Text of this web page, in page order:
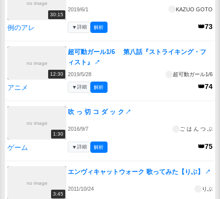
no image
30:15
2019/6/1 KAZUO GOTO
例のアレ 👑73
▼詳細 解析
no image
12:30
超可動ガール1/6 第八話『ストライキング・フ
ィスト』
↗
2019/5/28 超可動ガール1/6
アニメ 👑74
▼詳細 解析
no image
1:30
吹 っ 切 コ ダ ッ ク ↗
2016/9/7 ご は ん つ ぶ
ゲーム 👑75
▼詳細 解析
no image
3:45
エンヴィキャットウォーク 歌ってみた【りぶ】 ↗
2011/10/24 りぶ